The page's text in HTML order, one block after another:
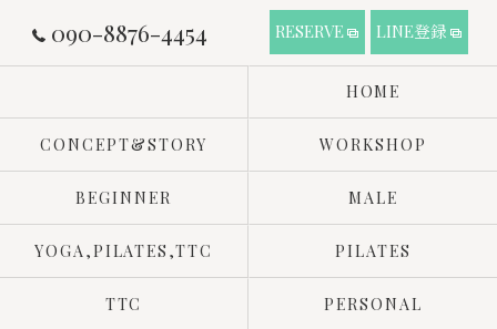
090-8876-4454 RESERVE LINE登録
HOME
CONCEPT&STORY WORKSHOP
BEGINNER MALE
YOGA,PILATES,TTC PILATES
TTC PERSONAL